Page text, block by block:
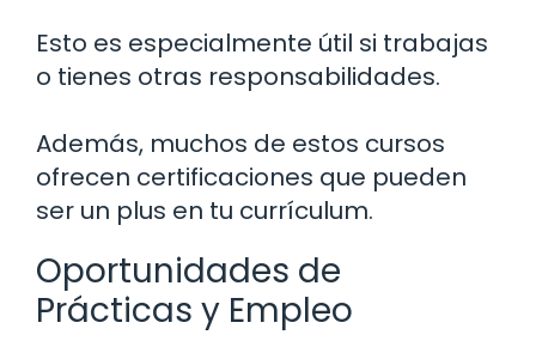
Esto es especialmente útil si trabajas
o tienes otras responsabilidades.
Además, muchos de estos cursos
ofrecen certificaciones que pueden
ser un plus en tu currículum.
Oportunidades de
Prácticas y Empleo